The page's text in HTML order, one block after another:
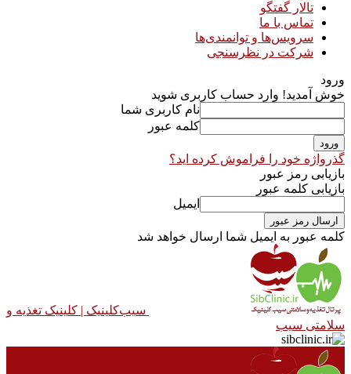
تالار گفتگو
تماس با ما
سرویس‌ها و توانمندی‌ها
شرکت در نظرسنجی
ورود
خوش آمدید! وارد حساب کاربری شوید
نام کاربری شما
کلمه عبور
گذرواژه خود را فراموش کرده اید؟
بازیابی رمز عبور
بازیابی کلمه عبور
ایمیل
کلمه عبور به ایمیل شما ارسال خواهد شد
سیب‌کلینیک |‌ کلینیک تغذیه و
سلامتی سیب